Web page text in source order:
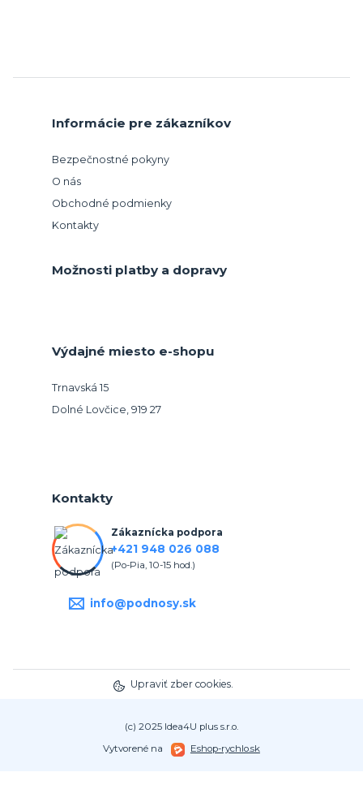
Informácie pre zákazníkov
Bezpečnostné pokyny
O nás
Obchodné podmienky
Kontakty
Možnosti platby a dopravy
Výdajné miesto e-shopu
Trnavská 15
Dolné Lovčice, 919 27
Kontakty
Zákaznícka podpora
+421 948 026 088
(Po-Pia, 10-15 hod.)
info@podnosy.sk
Upraviť zber cookies.
(c) 2025 Idea4U plus s.r.o.
Vytvorené na
Eshop-rychlo.sk